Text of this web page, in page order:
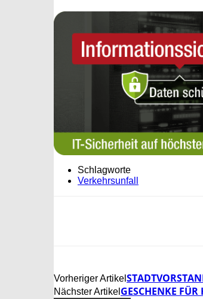
Schlagworte
Verkehrsunfall
Vorheriger Artikel
Nächster Artikel GESCHENKE